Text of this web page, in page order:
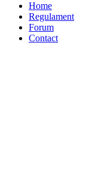
Home
Regulament
Forum
Contact